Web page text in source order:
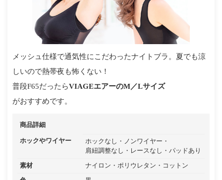
メッシュ仕様で通気性にこだわったナイトブラ。夏でも涼
しいので熱帯夜も怖くない！
普段F65だったらVIAGEエアーのM／Lサイズ
がおすすめです。
商品詳細
ホックやワイヤー ホックなし
ノンワイヤー
肩紐調整なし
レースなし
パッドあり
素材
ナイロン ポリウレタン
コットン